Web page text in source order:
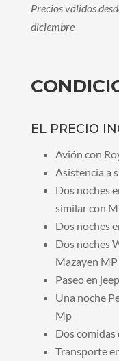
Precios válidos
diciembre
EL PRECIO
Avión con
Asistencia a
Dos noches
similar con
Dos noches
Dos noches
Mazayen MP
Paseo en
Una noche
Mp
Dos comidas
Transporte